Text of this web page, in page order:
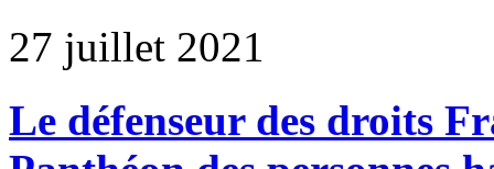
27 juillet 2021
Le défenseur des droits